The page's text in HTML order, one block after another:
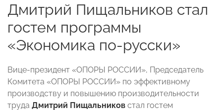
Дмитрий Пищальников стал
гостем программы
«Экономика по-русски»
Вице-президент «ОПОРЫ РОССИИ», Председатель
Комитета «ОПОРЫ РОССИИ» по эффективному
производству и повышению производительности
труда Дмитрий Пищальников стал гостем